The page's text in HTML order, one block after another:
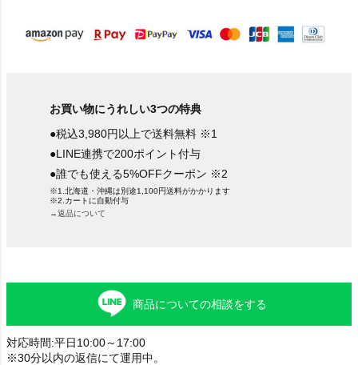
お買い物にうれしい3つの特典
●税込3,980円以上で送料無料 ※1
●LINE連携で200ポイント付与
●誰でも使える5%OFFクーポン ※2
※1.北海道・沖縄は別途1,100円送料がかかります
※2.カートに自動付与
→返品について
商品についての相談をする
対応時間:平日10:00～17:00
※30分以内の返信にて運用中。